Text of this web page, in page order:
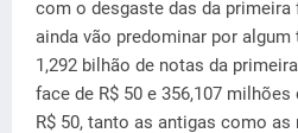
com o desgaste das da
ainda vão predominar por
1,292 bilhão de notas da
face de R$ 50 e 356,107
R$ 50, tanto as antigas como